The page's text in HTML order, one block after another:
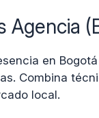
Agencia
en
Combina
local.